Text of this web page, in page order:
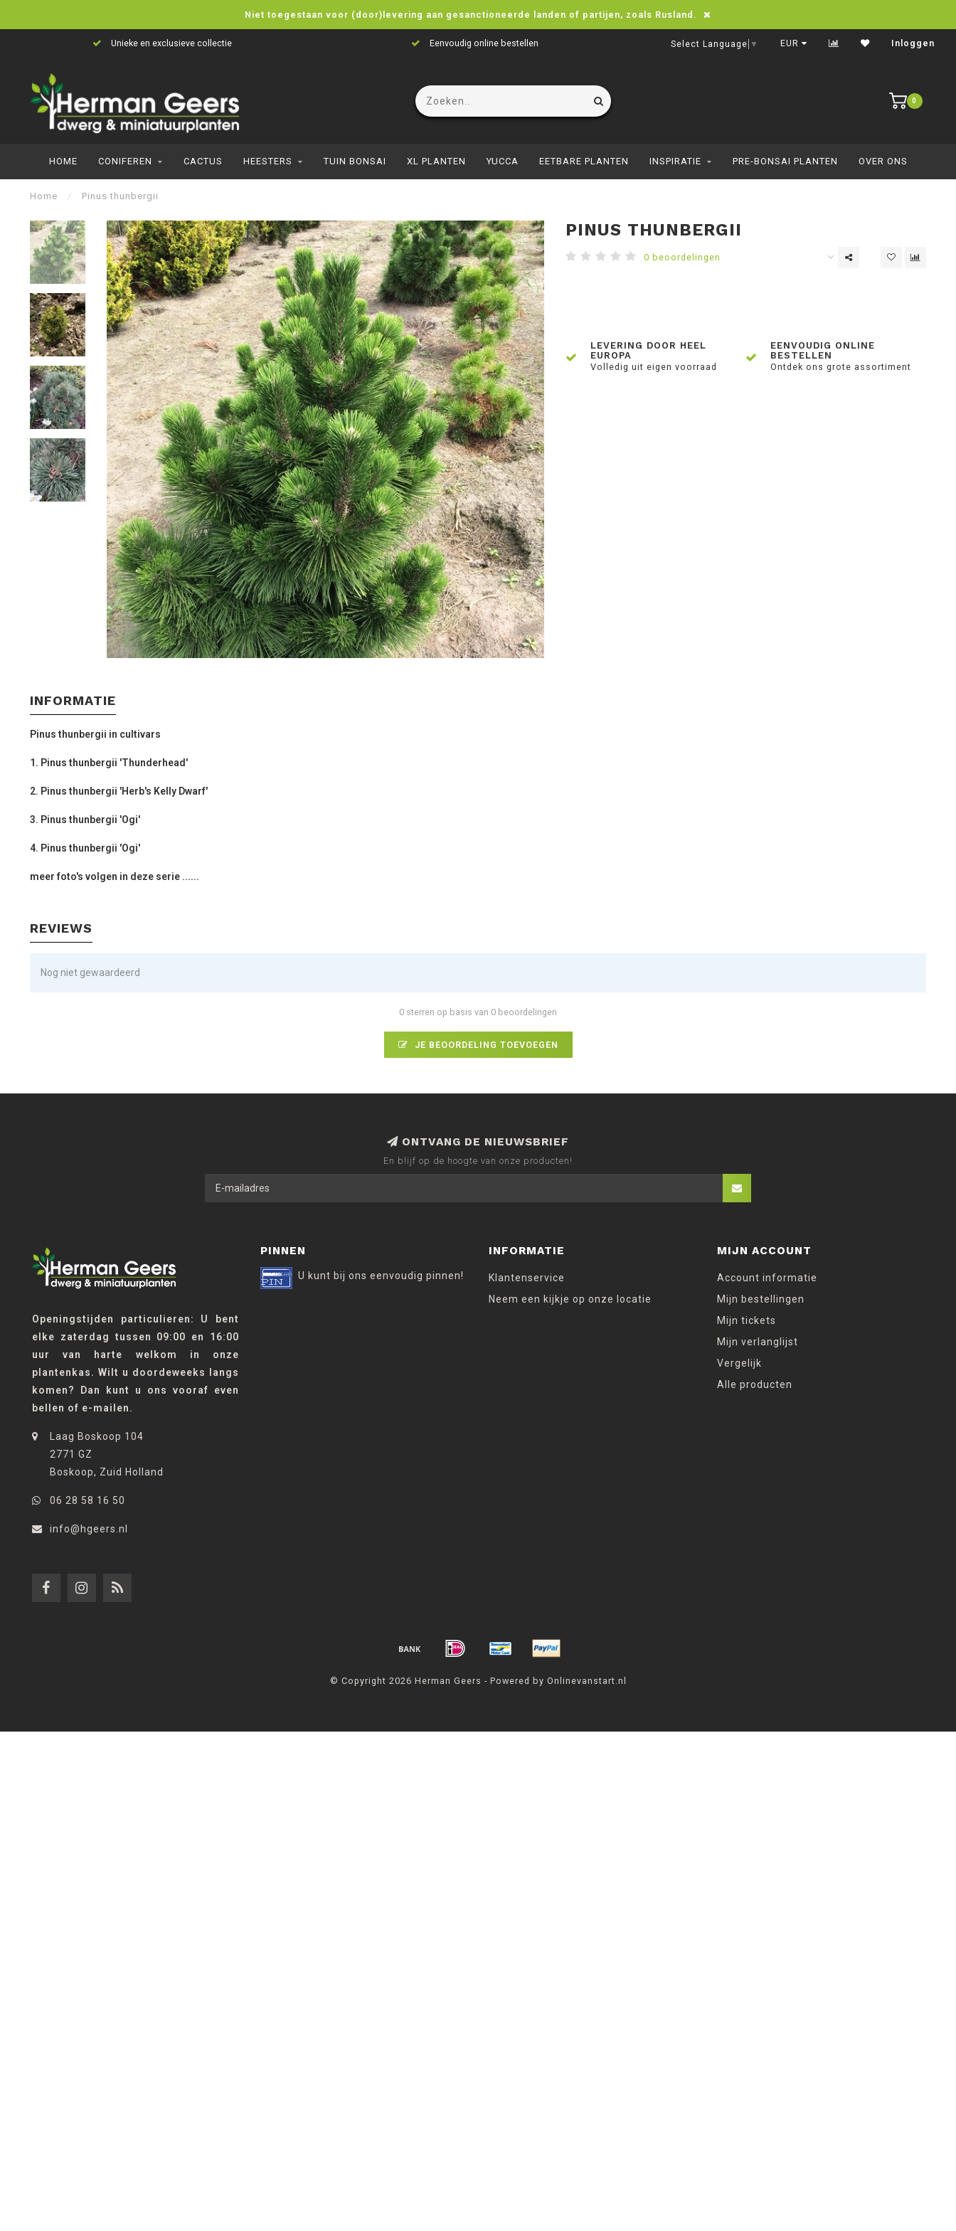
Niet toegestaan voor (door)levering aan gesanctioneerde landen of partijen, zoals Rusland.
Unieke en exclusieve collectie Eenvoudig online bestellen Snelle levering in heel Europa
Select Language ▼ EUR Inloggen
0
HOME CONIFEREN CACTUS HEESTERS TUIN BONSAI XL PLANTEN YUCCA EETBARE PLANTEN INSPIRATIE PRE-BONSAI PLANTEN OVER ONS
Home / Pinus thunbergii
PINUS THUNBERGII
0 beoordelingen
LEVERING DOOR HEEL
EUROPA
Volledig uit eigen voorraad
EENVOUDIG ONLINE
BESTELLEN
Ontdek ons grote assortiment
INFORMATIE
Pinus thunbergii in cultivars
1. Pinus thunbergii 'Thunderhead'
2. Pinus thunbergii 'Herb's Kelly Dwarf'
3. Pinus thunbergii 'Ogi'
4. Pinus thunbergii 'Ogi'
meer foto's volgen in deze serie ......
REVIEWS
Nog niet gewaardeerd
0 sterren op basis van 0 beoordelingen
JE BEOORDELING TOEVOEGEN
ONTVANG DE NIEUWSBRIEF
En blijf op de hoogte van onze producten!
Openingstijden particulieren: U bent
elke zaterdag tussen 09:00 en 16:00
uur van harte welkom in onze
plantenkas. Wilt u doordeweeks langs
komen? Dan kunt u ons vooraf even
bellen of e-mailen.
Laag Boskoop 104
2771 GZ
Boskoop, Zuid Holland
06 28 58 16 50
info@hgeers.nl
PINNEN
U kunt bij ons eenvoudig pinnen!
INFORMATIE
Klantenservice
Neem een kijkje op onze locatie
MIJN ACCOUNT
Account informatie
Mijn bestellingen
Mijn tickets
Mijn verlanglijst
Vergelijk
Alle producten
© Copyright 2026 Herman Geers - Powered by Onlinevanstart.nl